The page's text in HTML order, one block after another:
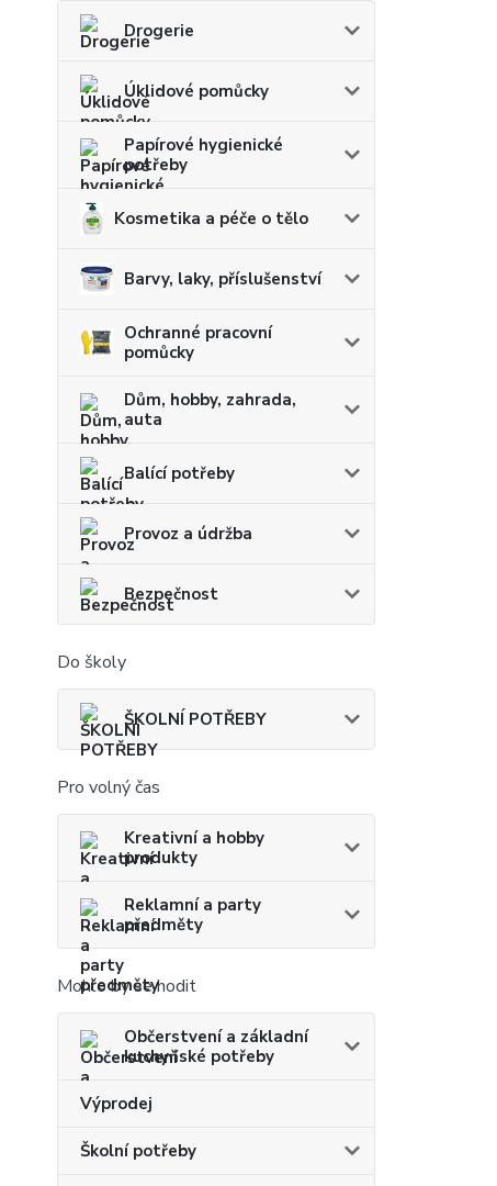
Drogerie
Úklidové pomůcky
Papírové hygienické
potřeby
Kosmetika a péče o tělo
Barvy, laky, příslušenství
Ochranné pracovní
pomůcky
Dům, hobby, zahrada,
auta
Balící potřeby
Provoz a údržba
Bezpečnost
Do školy
ŠKOLNÍ POTŘEBY
Pro volný čas
Kreativní a hobby
produkty
Reklamní a party
předměty
Mohlo by se hodit
Občerstvení a základní
kuchyňské potřeby
Výprodej
Školní potřeby